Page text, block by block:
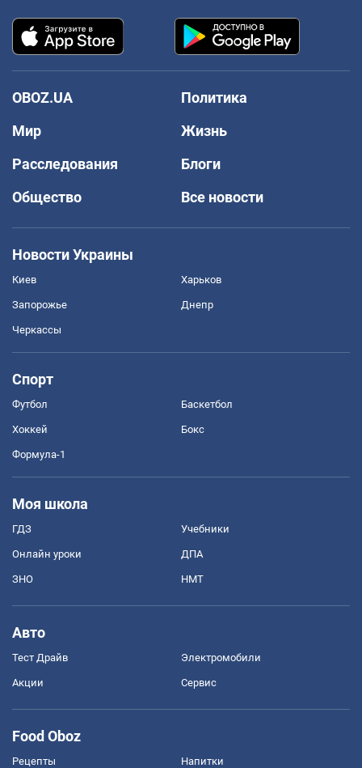
OBOZ.UA
Политика
Мир
Жизнь
Расследования
Блоги
Общество
Все новости
Новости Украины
Киев Харьков
Запорожье Днепр
Черкассы
Спорт
Футбол Баскетбол
Хоккей Бокс
Формула-1
Моя школа
ГДЗ Учебники
Онлайн уроки ДПА
ЗНО НМТ
Авто
Тест Драйв Электромобили
Акции Сервис
Food Oboz
Рецепты Напитки